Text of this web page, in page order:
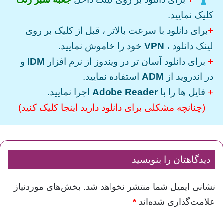
کلیک نمایید.
+برای دانلود با سرعت بالاتر ، قبل از کلیک بر روی
لینک دانلود ، VPN خود را خاموش نمایید.
+ برای دانلود آسان تر در ویندوز از نرم افزار IDM و
در اندروید از ADM استفاده نمایید.
+ فایل ها را با Adobe Reader اجرا نمایید.
(چنانچه مشکلی برای دانلود دارید اینجا کلیک کنید)
دیدگاهتان را بنویسید
نشانی ایمیل شما منتشر نخواهد شد. بخش‌های موردنیاز
علامت‌گذاری شده‌اند *